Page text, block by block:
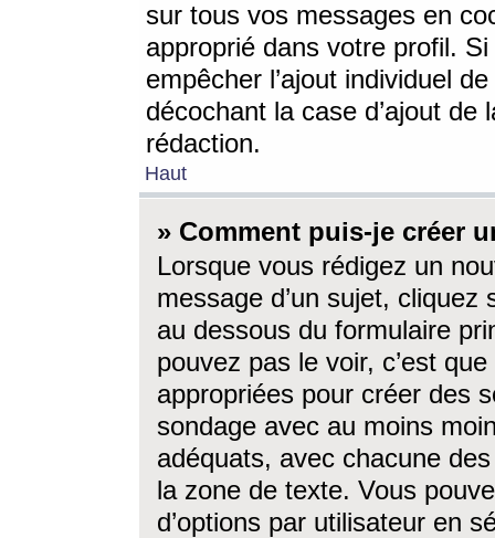
sur tous vos messages en
approprié dans votre profil.
empêcher l’ajout individuel
décochant la case d’ajout
rédaction.
Haut
» Comment puis-je créer
Lorsque vous rédigez un
message d’un sujet, cliquez
au dessous du formulaire
pouvez pas le voir, c’est
appropriées pour créer des
sondage avec au moins
adéquats, avec chacune
la zone de texte. Vous
d’options par utilisateur en